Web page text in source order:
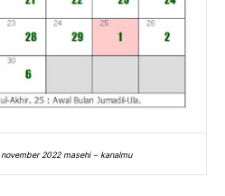
2022 masehi – kanalmu